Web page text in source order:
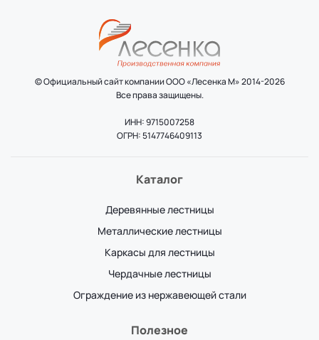
© Официальный сайт компании ООО «Лесенка М» 2014-2026
Все права защищены.
ИНН: 9715007258
ОГРН: 5147746409113
Каталог
Деревянные лестницы
Металлические лестницы
Каркасы для лестницы
Чердачные лестницы
Ограждение из нержавеющей стали
Полезное